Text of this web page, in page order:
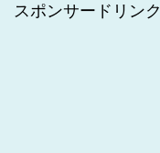
スポンサードリンク